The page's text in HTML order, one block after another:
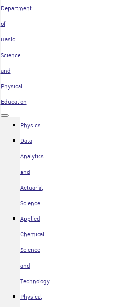
Department
of
Basic
Science
and
Physical
Education
Physics
Data
Analytics
and
Actuarial
Science
Applied
Chemical
Science
and
Technology
Physical